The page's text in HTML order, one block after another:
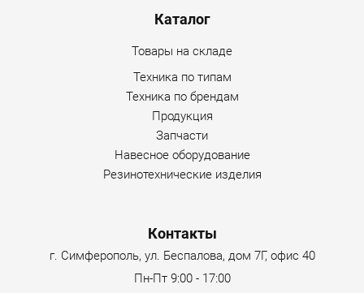
Каталог
Товары на складе
Техника по типам
Техника по брендам
Продукция
Запчасти
Навесное оборудование
Резинотехнические изделия
Контакты
г. Симферополь, ул. Беспалова, дом 7Г, офис 40
Пн-Пт 9:00 - 17:00